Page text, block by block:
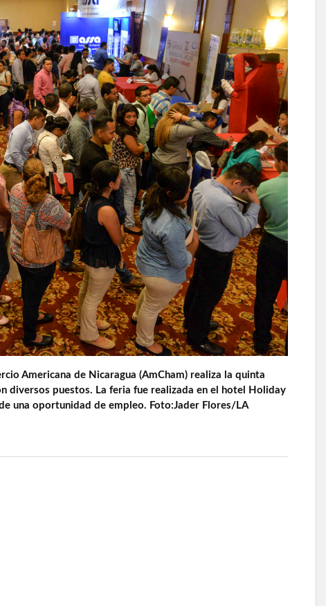
Americana de Nicaragua (AmCham) realiza la quinta
diversos puestos. La feria fue realizada en el hotel Holiday
una oportunidad de empleo. Foto:Jader Flores/LA